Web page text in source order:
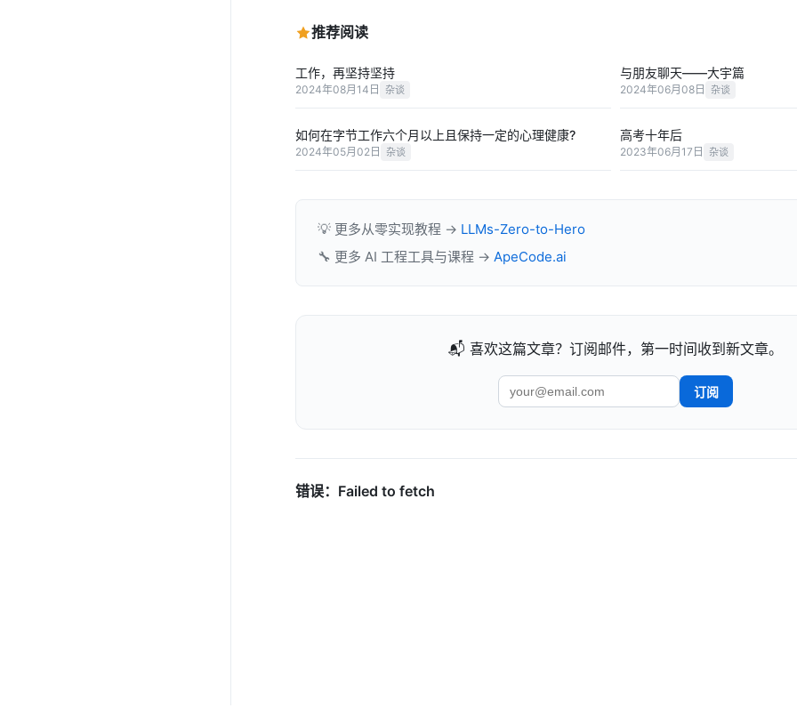
推荐阅读
工作，再坚持坚持
2024年08月14日 杂谈
与朋友聊天——大宇篇
2024年06月08日 杂谈
如何在字节工作六个月以上且保持一定的心理健康?
2024年05月02日 杂谈
高考十年后
2023年06月17日 杂谈
💡 更多从零实现教程 → LLMs-Zero-to-Hero
🔧 更多 AI 工程工具与课程 → ApeCode.ai
📬 喜欢这篇文章？订阅邮件，第一时间收到新文章。
订阅